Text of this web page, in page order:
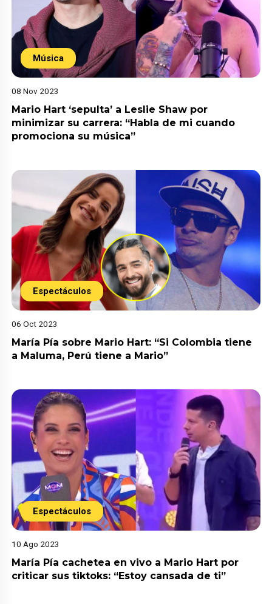
Música
08 Nov 2023
Mario Hart ‘sepulta’ a Leslie Shaw por
minimizar su carrera: “Habla de mi cuando
promociona su música”
Espectáculos
06 Oct 2023
María Pía sobre Mario Hart: “Si Colombia tiene
a Maluma, Perú tiene a Mario”
Espectáculos
10 Ago 2023
María Pía cachetea en vivo a Mario Hart por
criticar sus tiktoks: “Estoy cansada de ti”